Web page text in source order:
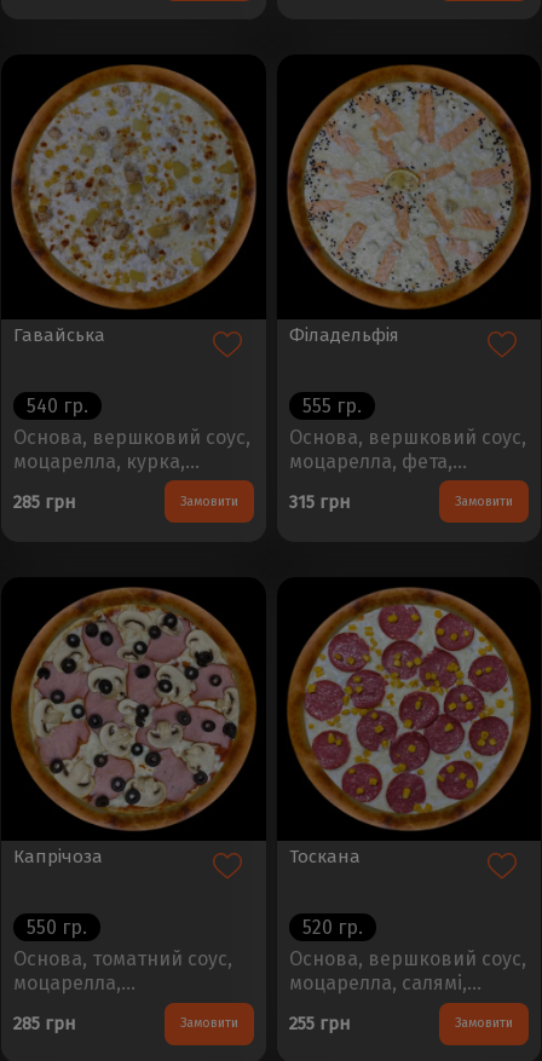
Гавайська
540 гр.
Основа, вершковий соус,
моцарелла, курка,
ананас, кукурудзаРозмір
- 30см, Вага - 450±50г..
285 грн Замовити
Філадельфія
555 гр.
Основа, вершковий соус,
моцарелла, фета,
лососьРозмір - 30см, Вага
- 450±50г..
315 грн Замовити
Капрічоза
550 гр.
Основа, томатний соус,
моцарелла,
шампіньйони, шинка,
маслиниРозмір - 30см,
285 грн Замовити
Тоскана
520 гр.
Основа, вершковий соус,
моцарелла, салямі,
кукурудзаРозмір - 30см,
Вага - 450±50г..
255 грн Замовити